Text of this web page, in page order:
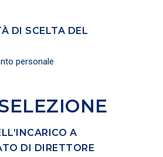
DI SCELTA DEL
personale
A
DI DIRETTORE